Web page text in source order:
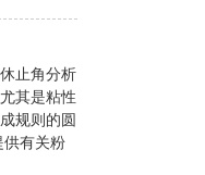
止角分析
其是粘性
规则的圆
供有关粉